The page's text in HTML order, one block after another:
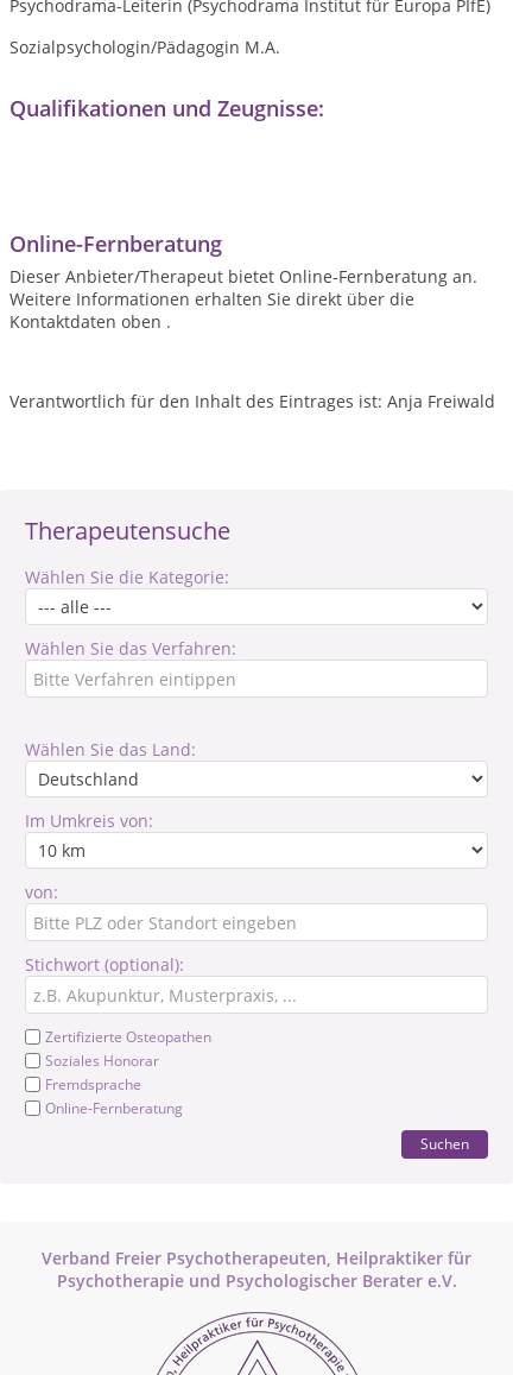
Therapeutensuche
Wählen Sie die Kategorie:
Wählen Sie das Verfahren:
Wählen Sie das Land:
Im Umkreis von:
von:
Stichwort (optional):
Zertifizierte Osteopathen
Soziales Honorar
Fremdsprache
Online-Fernberatung
Suchen
Verband Freier Psychotherapeuten, Heilpraktiker für
Psychotherapie und Psychologischer Berater e.V.
Psychodrama-Leiterin (Psychodrama Institut für Europa PIfE)
Sozialpsychologin/Pädagogin M.A.
Qualifikationen und Zeugnisse:
Online-Fernberatung
Dieser Anbieter/Therapeut bietet Online-Fernberatung an.
Weitere Informationen erhalten Sie direkt über die
Kontaktdaten oben .
Verantwortlich für den Inhalt des Eintrages ist: Anja Freiwald